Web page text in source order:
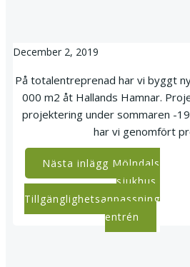
December 2, 2019
På totalentreprenad har vi byggt
000 m2 åt Hallands Hamnar.
projektering under sommaren -
har vi genomfört
Post
navigation
Nästa inlägg Mölndals
sjukhus,
Tillgänglighetsanpassning
entrén